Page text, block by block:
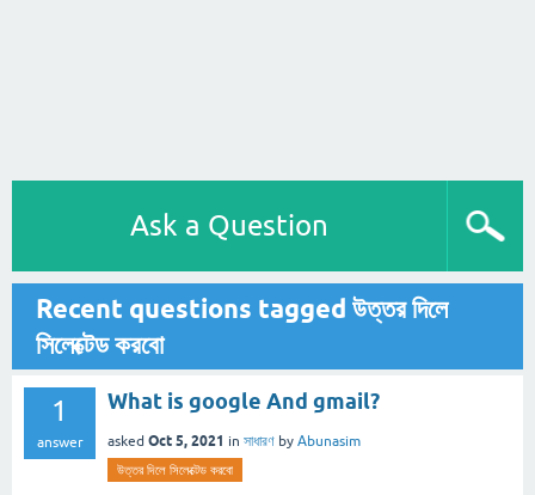
Ask a Question
Recent questions tagged উত্তর দিলে
সিলেক্টেড করবো
1
answer
What is google And gmail?
asked Oct 5, 2021 in সাধারণ by Abunasim
উত্তর দিলে সিলেক্টেড করবো